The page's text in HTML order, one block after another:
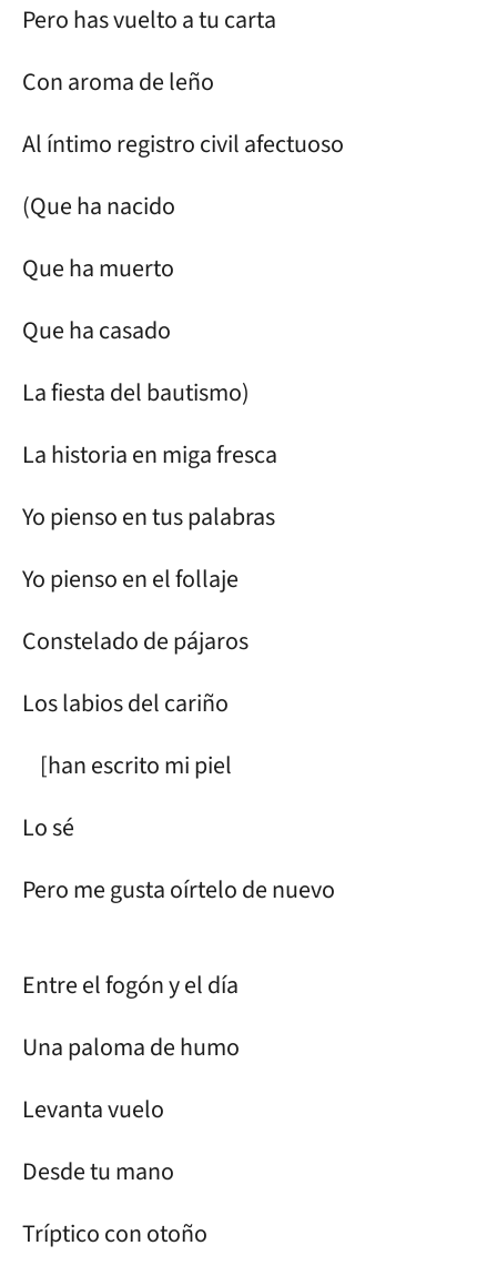
Pero has vuelto a tu carta
Con aroma de leño
Al íntimo registro civil afectuoso
(Que ha nacido
Que ha muerto
Que ha casado
La fiesta del bautismo)
La historia en miga fresca
Yo pienso en tus palabras
Yo pienso en el follaje
Constelado de pájaros
Los labios del cariño
[han escrito mi piel
Lo sé
Pero me gusta oírtelo de nuevo
Entre el fogón y el día
Una paloma de humo
Levanta vuelo
Desde tu mano
Tríptico con otoño